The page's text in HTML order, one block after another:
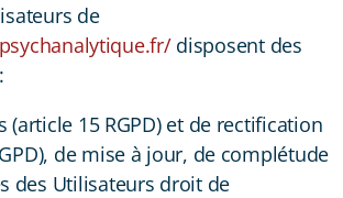
de
disposent des
(article 15 RGPD) et de rectification
de mise à jour, de complétude
des Utilisateurs droit de